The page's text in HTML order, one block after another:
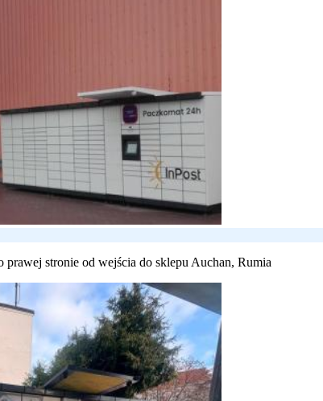
prawej stronie od wejścia do sklepu Auchan, Rumia